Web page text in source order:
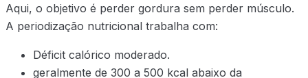
Aqui, o objetivo é perder gordura sem perder músculo.
A periodização nutricional trabalha com:
Déficit calórico moderado.
geralmente de 300 a 500 kcal abaixo da